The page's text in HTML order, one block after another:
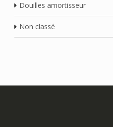
Douilles amortisseur
Non classé